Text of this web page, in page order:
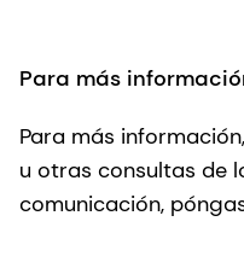
Para más
Para más
u otras consultas de
comunicación,